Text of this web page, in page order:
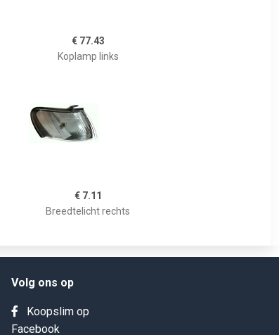
€ 77.43
Koplamp links
€ 7.11
Breedtelicht rechts
Volg ons op
Koopslim op
Facebook